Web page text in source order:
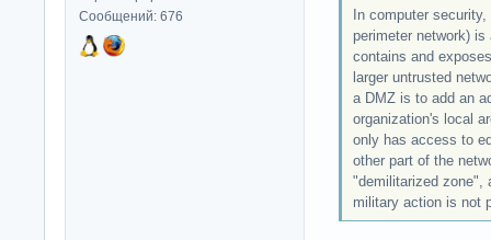
Сообщений: 676
In computer
perimeter network)
contains and
larger untrusted
a DMZ is to add an
organization's local
only has access to
other part of the
"demilitarized zone",
military action is not